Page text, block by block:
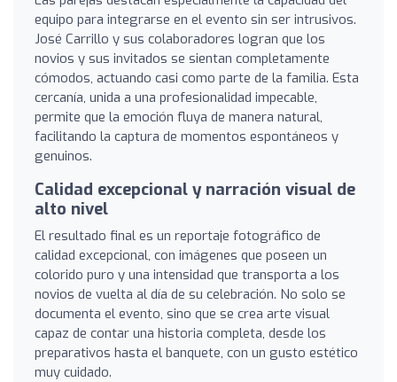
equipo para integrarse en el evento sin ser intrusivos.
José Carrillo y sus colaboradores logran que los
novios y sus invitados se sientan completamente
cómodos, actuando casi como parte de la familia. Esta
cercanía, unida a una profesionalidad impecable,
permite que la emoción fluya de manera natural,
facilitando la captura de momentos espontáneos y
genuinos.
Calidad excepcional y narración visual de
alto nivel
El resultado final es un reportaje fotográfico de
calidad excepcional, con imágenes que poseen un
colorido puro y una intensidad que transporta a los
novios de vuelta al día de su celebración. No solo se
documenta el evento, sino que se crea arte visual
capaz de contar una historia completa, desde los
preparativos hasta el banquete, con un gusto estético
muy cuidado.